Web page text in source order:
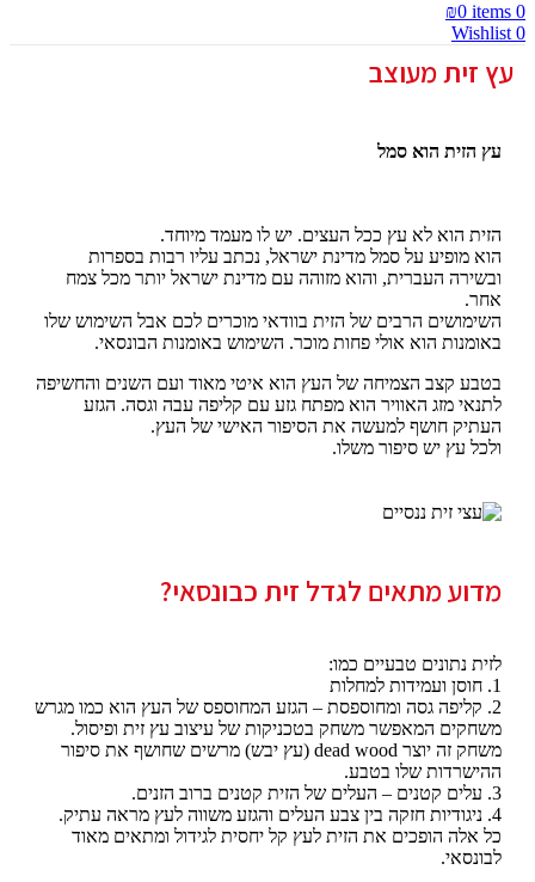
0
items
₪0
0
Wishlist
עץ זית מעוצב
עץ הזית הוא סמל
הזית הוא לא עץ ככל העצים. יש לו מעמד מיוחד.
הוא מופיע על סמל מדינת ישראל, נכתב עליו רבות בספרות
ובשירה העברית, והוא מזוהה עם מדינת ישראל יותר מכל צמח
אחר.
השימושים הרבים של הזית בוודאי מוכרים לכם אבל השימוש שלו
באומנות הוא אולי פחות מוכר. השימוש באומנות הבונסאי.
בטבע קצב הצמיחה של העץ הוא איטי מאוד ועם השנים והחשיפה
לתנאי מזג האוויר הוא מפתח גזע עם קליפה עבה וגסה. הגזע
העתיק חושף למעשה את הסיפור האישי של העץ.
ולכל עץ יש סיפור משלו.
מדוע מתאים לגדל זית כבונסאי?
לזית נתונים טבעיים כמו:
1. חוסן ועמידות למחלות
2. קליפה גסה ומחוספסת – הגזע המחוספס של העץ הוא כמו מגרש
משחקים המאפשר משחק בטכניקות של עיצוב עץ זית ופיסול.
משחק זה יוצר dead wood (עץ יבש) מרשים שחושף את סיפור
ההישרדות שלו בטבע.
3. עלים קטנים – העלים של הזית קטנים ברוב הזנים.
4. ניגודיות חזקה בין צבע העלים והגזע משווה לעץ מראה עתיק.
כל אלה הופכים את הזית לעץ קל יחסית לגידול ומתאים מאוד
לבונסאי.